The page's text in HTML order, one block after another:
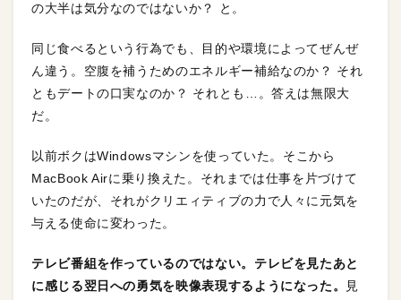
の大半は気分なのではないか？ と。
同じ食べるという行為でも、目的や環境によってぜんぜ
ん違う。空腹を補うためのエネルギー補給なのか？ それ
ともデートの口実なのか？ それとも…。答えは無限大
だ。
以前ボクはWindowsマシンを使っていた。そこから
MacBook Airに乗り換えた。それまでは仕事を片づけて
いたのだが、それがクリエィティブの力で人々に元気を
与える使命に変わった。
テレビ番組を作っているのではない。テレビを見たあと
に感じる翌日への勇気を映像表現するようになった。
見